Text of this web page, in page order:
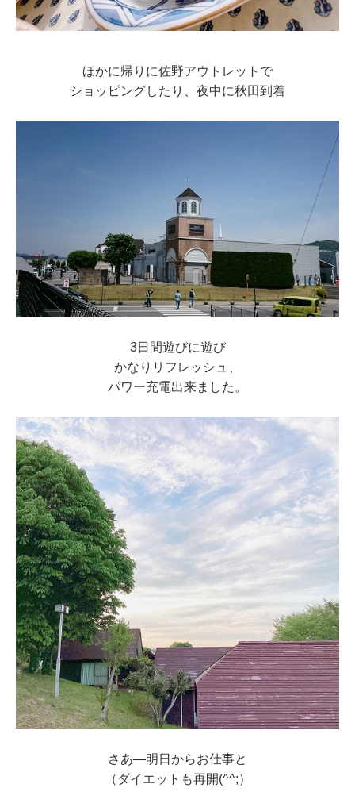
ほかに帰りに佐野アウトレットで
ショッピングしたり、夜中に秋田到着
3日間遊びに遊び
かなりリフレッシュ、
パワー充電出来ました。
さあ―明日からお仕事と
（ダイエットも再開(^^;）